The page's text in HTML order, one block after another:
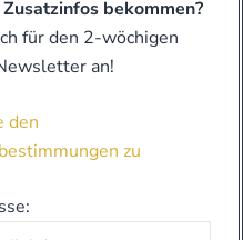
bekommen?
für den 2-wöchigen
an!
den
zu